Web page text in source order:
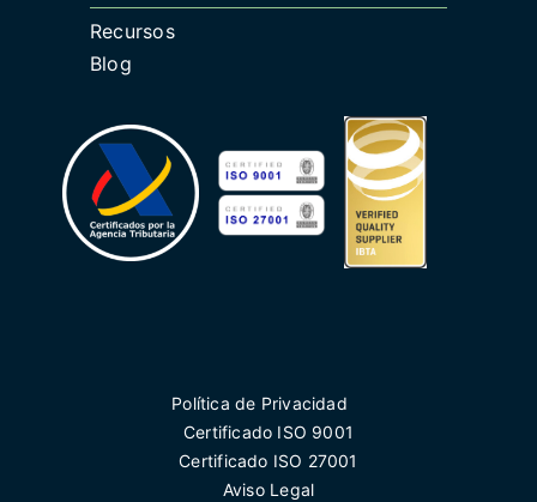
Recursos
Blog
Política de Privacidad
Certificado ISO 9001
Certificado ISO 27001
Aviso Legal